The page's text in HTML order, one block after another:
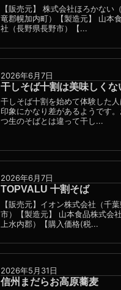
【販売元】 株式会社ほろかない
竜郡幌加内町）【製造元】 山本
社（長野県長野市）【...
2026年6月7日
干しそば十割は美味しくな
干しそば十割を始めて体験した
印象にかなり差があるようです
つ生のそばとは違って干し...
2026年6月7日
TOPVALU 十割そば
【販売元】イオン株式会社（千
市）【製造元】 山本食品株式会
上水内郡）【購入価格(税...
2026年5月31日
信州まだらお高原蕎麦